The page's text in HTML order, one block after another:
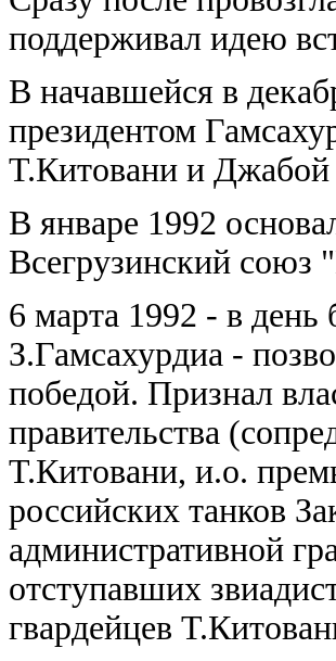
поддерживал идею
В начавшейся в
президентом
Т.Китовани и Джабой
В январе 1992
Всегрузинский союз
6 марта 1992 - в день
З.Гамсахурдиа -
победой. Признал
правительства
Т.Китовани, и.о.
российских танков
административной
отступавших
гвардейцев